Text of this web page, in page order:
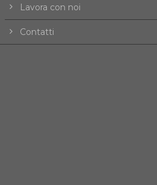
Lavora con noi
Contatti